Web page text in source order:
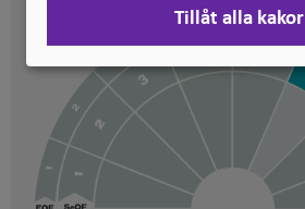
Tillåt alla kakor